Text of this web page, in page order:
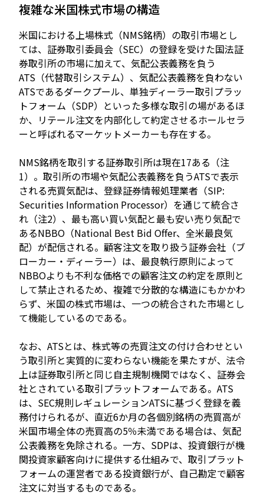
複雑な米国株式市場の構造
米国における上場株式（NMS銘柄）の取引市場とし
ては、証券取引委員会（SEC）の登録を受けた国法証
券取引所の市場に加えて、気配公表義務を負う
ATS（代替取引システム）、気配公表義務を負わない
ATSであるダークプール、単独ディーラー取引プラッ
トフォーム（SDP）といった多様な取引の場があるほ
か、リテール注文を内部化して約定させるホールセラ
ーと呼ばれるマーケットメーカーも存在する。
NMS銘柄を取引する証券取引所は現在17ある（注
1）。取引所の市場や気配公表義務を負うATSで表示
される売買気配は、登録証券情報処理業者（SIP:
Securities Information Processor）を通じて統合さ
れ（注2）、最も高い買い気配と最も安い売り気配で
あるNBBO（National Best Bid Offer、全米最良気
配）が配信される。顧客注文を取り扱う証券会社（ブ
ローカー・ディーラー）は、最良執行原則によって
NBBOよりも不利な価格での顧客注文の約定を原則と
して禁止されるため、複雑で分散的な構造にもかかわ
らず、米国の株式市場は、一つの統合された市場とし
て機能しているのである。
なお、ATSとは、株式等の売買注文の付け合わせとい
う取引所と実質的に変わらない機能を果たすが、法令
上は証券取引所と同じ自主規制機関ではなく、証券会
社とされている取引プラットフォームである。ATS
は、SEC規則レギュレーションATSに基づく登録を義
務付けられるが、直近6か月の各個別銘柄の売買高が
米国市場全体の売買高の5％未満である場合は、気配
公表義務を免除される。一方、SDPは、投資銀行が機
関投資家顧客向けに提供する仕組みで、取引プラット
フォームの運営者である投資銀行が、自己勘定で顧客
注文に対当するものである。